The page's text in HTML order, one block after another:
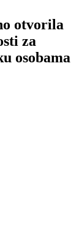
otvorila
za
osobama